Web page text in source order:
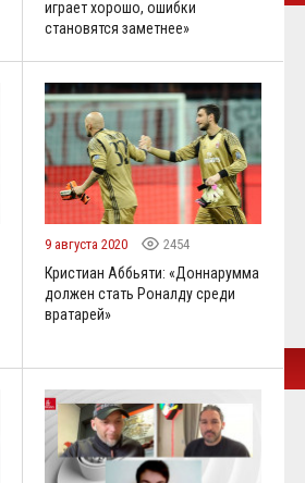
играет хорошо, ошибки
становятся заметнее»
9 августа 2020 2454
Кристиан Аббьяти: «Доннарумма
должен стать Роналду среди
вратарей»